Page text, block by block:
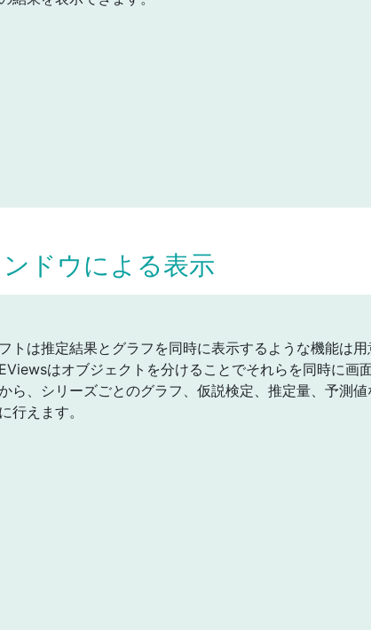
ドウによる表示
トは推定結果とグラフを同時に表示するような機能は用
はオブジェクトを分けることでそれらを同時に画
ら、シリーズごとのグラフ、仮説検定、推定量、予測値
行えます。